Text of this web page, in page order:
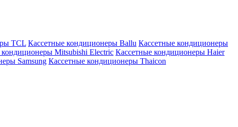
TCL Кассетные кондиционеры Ballu Кассетные кондиционеры
кондиционеры Mitsubishi Electric Кассетные кондиционеры Haier
Samsung Кассетные кондиционеры Thaicon